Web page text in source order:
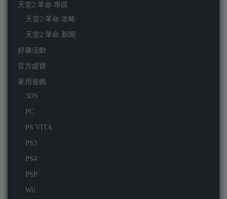
天堂2:革命 專區
天堂2:革命 攻略
天堂2:革命 新聞
好康活動
官方虛寶
家用遊戲
3DS
PC
PS VITA
PS3
PS4
PSP
Wii